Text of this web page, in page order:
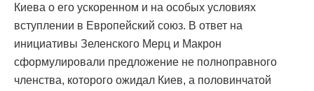
Киева о его ускоренном и на особых условиях
вступлении в Европейский союз. В ответ на
инициативы Зеленского Мерц и Макрон
сформулировали предложение не полноправного
членства, которого ожидал Киев, а половинчатой